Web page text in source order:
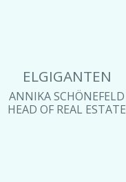
ELGIGANTEN
ANNIKA SCHÖNEFELD
HEAD OF REAL ESTATE